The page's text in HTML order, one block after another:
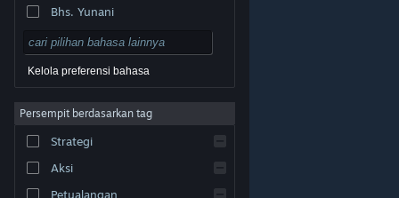
Undang. Semua merek dagang merupakan hak pemilik
Legal| Aksesibilitas
Pengembalian Dana
Bhs. Yunani
Kelola preferensi bahasa
Persempit berdasarkan tag
Strategi
Aksi
Petualangan